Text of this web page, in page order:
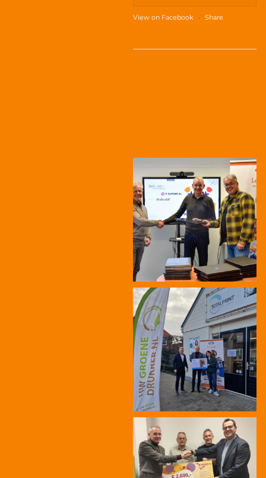
View on Facebook · Share